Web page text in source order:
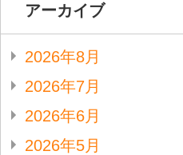
アーカイブ
2026年8月
2026年7月
2026年6月
2026年5月